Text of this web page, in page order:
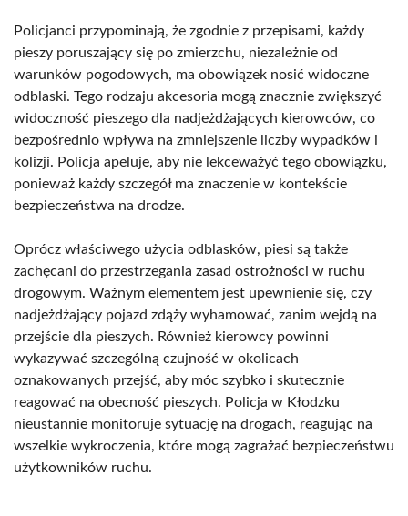
Policjanci przypominają, że zgodnie z przepisami, każdy
pieszy poruszający się po zmierzchu, niezależnie od
warunków pogodowych, ma obowiązek nosić widoczne
odblaski. Tego rodzaju akcesoria mogą znacznie zwiększyć
widoczność pieszego dla nadjeżdżających kierowców, co
bezpośrednio wpływa na zmniejszenie liczby wypadków i
kolizji. Policja apeluje, aby nie lekceważyć tego obowiązku,
ponieważ każdy szczegół ma znaczenie w kontekście
bezpieczeństwa na drodze.
Oprócz właściwego użycia odblasków, piesi są także
zachęcani do przestrzegania zasad ostrożności w ruchu
drogowym. Ważnym elementem jest upewnienie się, czy
nadjeżdżający pojazd zdąży wyhamować, zanim wejdą na
przejście dla pieszych. Również kierowcy powinni
wykazywać szczególną czujność w okolicach
oznakowanych przejść, aby móc szybko i skutecznie
reagować na obecność pieszych. Policja w Kłodzku
nieustannie monitoruje sytuację na drogach, reagując na
wszelkie wykroczenia, które mogą zagrażać bezpieczeństwu
użytkowników ruchu.